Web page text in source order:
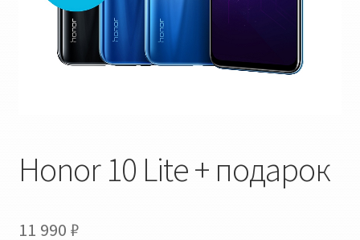
Правила и условия оформления заказа
Скачать плагин CDEK для Woocommerce
Honor 10 Lite + подарок
11 990 ₽